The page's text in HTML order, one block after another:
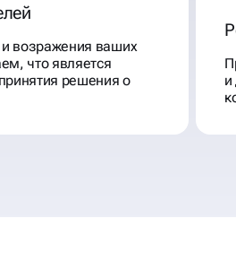
возражения ваших
что является
решения о
и